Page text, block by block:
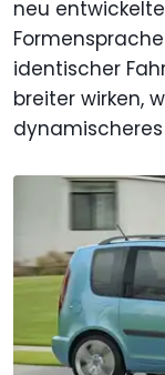
neu
identischer
breiter wirken,